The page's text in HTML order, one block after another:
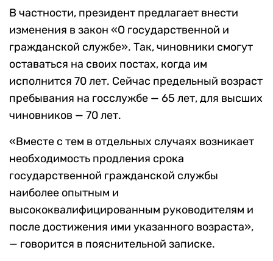
В частности, президент предлагает внести
изменения в закон «О государственной и
гражданской службе». Так, чиновники смогут
оставаться на своих постах, когда им
исполнится 70 лет. Сейчас предельный возраст
пребывания на госслужбе — 65 лет, для высших
чиновников — 70 лет.
«Вместе с тем в отдельных случаях возникает
необходимость продления срока
государственной гражданской службы
наиболее опытным и
высококвалифицированным руководителям и
после достижения ими указанного возраста»,
— говорится в пояснительной записке.